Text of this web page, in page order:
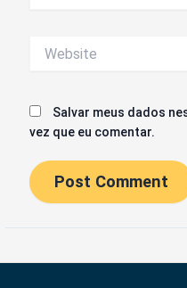
Salvar meus dados
vez que eu comentar.